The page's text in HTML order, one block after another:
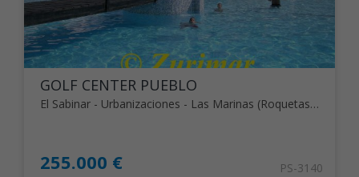
GOLF CENTER PUEBLO
El Sabinar - Urbanizaciones - Las Marinas (Roquetas de Mar)
255.000 € PS-3140